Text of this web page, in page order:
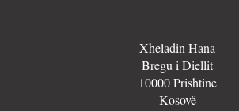
Xheladin Hana
Bregu i Diellit
10000 Prishtine
Kosovë